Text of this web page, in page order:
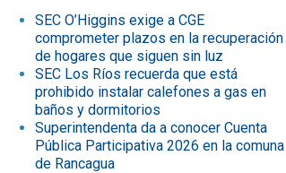
SEC O’Higgins exige a CGE
comprometer plazos en la recuperación
de hogares que siguen sin luz
SEC Los Ríos recuerda que está
prohibido instalar calefones a gas en
baños y dormitorios
Superintendenta da a conocer Cuenta
Pública Participativa 2026 en la comuna
de Rancagua